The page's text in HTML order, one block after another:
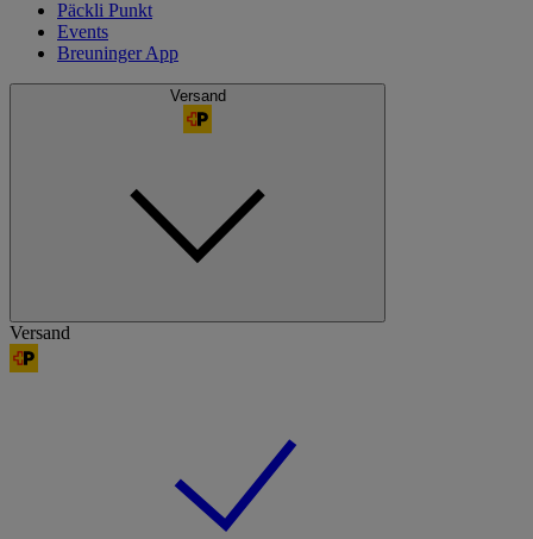
Päckli Punkt
Events
Breuninger App
Versand
Versand